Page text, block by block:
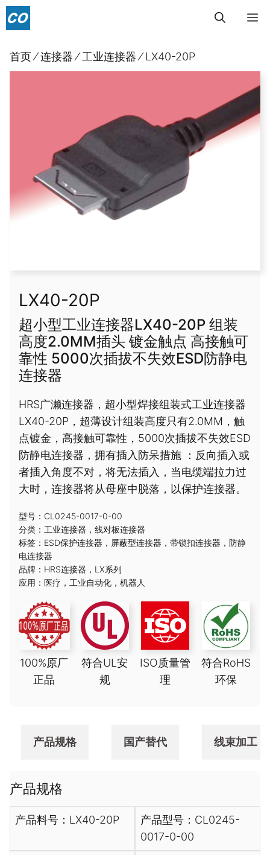
跳
至
容
菜
首页⁄连接器⁄工业连接器⁄LX40-20P
LX40-20P
超小型工业连接器LX40-20P 组装
高度2.0MM插头 镀金触点 高接触可
靠性 5000次插拔不失效ESD防静电
连接器
HRS广濑连接器，超小型焊接组装式工业连接器
LX40-20P，超薄设计组装高度只有2.0MM，触
点镀金，高接触可靠性，5000次插拔不失效ESD
防静电连接器，拥有插入防呆措施 ：反向插入或
者插入角度不对，将无法插入，当电缆端拉力过
大时，连接器将从母座中脱落，以保护连接器。
型号：CL0245-0017-0-00
分类： 工业连接器 ， 线对板连接器
标签： ESD保护连接器 ， 屏蔽型连接器 ， 带锁扣连接器 ， 防静
电连接器
品牌： HRS连接器 ， LX系列
应用： 医疗 ， 工业自动化 ， 机器人
100%原厂
正品
符合UL安
规
ISO质量管
理
符合RoHS
环保
产品规格 国产替代 线束加工
产品规格
产品料号：LX40-20P
产品型号：CL0245-
0017-0-00